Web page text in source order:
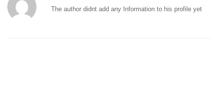
The author didnt add any Information to his profile yet